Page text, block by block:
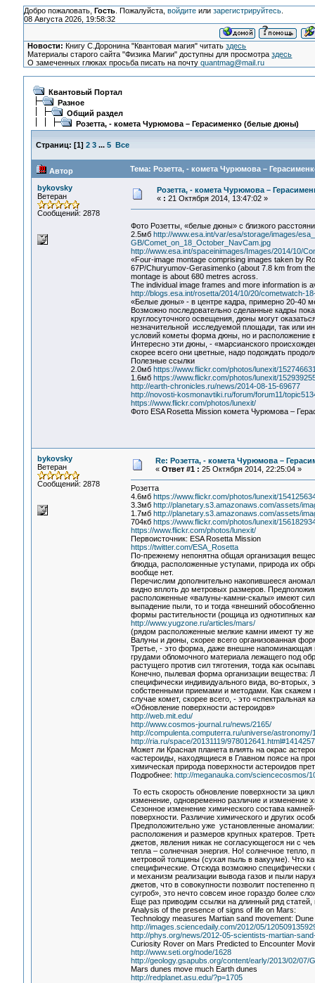
Добро пожаловать, Гость. Пожалуйста, войдитеили зарегистрируйтесь.
08 Августа 2026, 19:58:32
Новости: Книгу С.Доронина "Квантовая магия" читатьздесь
Материалы старого сайта "Физика Магии" доступны для просмотраздесь
О замеченных глюках просьба писать на почтуquantmag@mail.ru
Квантовый Портал
Разное
Общий раздел
Розетта, - комета Чурюмова – Герасименко (белые дюны)
Страниц: [1] 2 3 ... 5 Все
Автор Тема: Розетта, - комета Чурюмова –
bykovsky
Ветеран
Сообщений: 2878
Розетта, - комета Чурюмова –
« : 21 Октября 2014, 13:47:02 »
Фото Розетты, «белые дюны» с близкого
2.5мб http://www.esa.int/var/esa/storage/images/
GB/Comet_on_18_October_NavCam.jpg
http://www.esa.int/spaceinimages/Images/2014/10/
«Four-image montage comprising images taken by
67P/Churyumov-Gerasimenko (about 7.8 km from
montage is about 680 metres across.
The individual image frames and more information is
http://blogs.esa.int/rosetta/2014/10/20/cometwatch-
«Белые дюны» - в центре кадра, примерно 20-40
Возможно последовательно сделанные кадры
круглосуточного освещения, дюны могут
незначительной исследуемой площади, так или
условий кометы форма дюны, но и расположение
Интересно эти дюны, - «марсианского
скорее всего они цветные, надо подождать
Полезные ссылки
2.0мб https://www.flickr.com/photos/lunexit/
1.6мб https://www.flickr.com/photos/lunexit/
http://earth-chronicles.ru/news/2014-08-15-69677
http://novosti-kosmonavtiki.ru/forum/forum11/
https://www.flickr.com/photos/lunexit/
Фото ESA Rosetta Mission комета Чурюмова –
bykovsky
Ветеран
Сообщений: 2878
Re: Розетта, - комета Чурюмова –
« Ответ #1 : 25 Октября 2014, 22:25:04 »
Розетта
4.6мб https://www.flickr.com/photos/lunexit/
3.3мб http://planetary.s3.amazonaws.com/assets/
1.7мб http://planetary.s3.amazonaws.com/assets/
704кб https://www.flickr.com/photos/lunexit/
https://www.flickr.com/photos/lunexit/
Первоисточник: ESA Rosetta Mission
https://twitter.com/ESA_Rosetta
По-прежнему непонятна общая организация
блюдца, расположенные уступами, природа их
вообще нет.
Перечислим дополнительно накопившееся
видно вплоть до метровых размеров.
расположенные «валуны-камни-скалы» имеют
выпадение пыли, то и тогда «внешний
формы растительности (рощица из однотипных
http://www.yugzone.ru/articles/mars/
(рядом расположенные мелкие камни имеют ту
Валуны и дюны, скорее всего организованная
Третье, - это форма, даже внешне напоминающая
грудами обломочного материала лежащего под
растущего против сил тяготения, тогда как
Конечно, пылевая форма организации вещества:
специфически индивидуального вида, во-вторых,
собственными приемами и методами. Как скажем
случае комет, скорее всего, - это «спектральная
«Обновление поверхности астероидов»
http://web.mit.edu/
http://www.cosmos-journal.ru/news/2165/
http://compulenta.computerra.ru/universe/astronomy/
http://ria.ru/space/20131119/
Может ли Красная планета влиять на окрас
«астероиды, находящиеся в Главном поясе на
химическая природа поверхности астероидов
Подробнее: http://meganauka.com/sciencecosmos/
То есть скорость обновление поверхности за
изменение, одновременно различие и изменение
Сезонное изменение химического состава
поверхности. Различие химического и других
Предположительно уже установленные
расположения и размеров крупных кратеров.
джетов, явления никак не согласующегося ни с
тепла – солнечная энергия. Но! солнечное
метровой толщины (сухая пыль в вакууме). Что
специфические. Отсюда возможно специфически
и механизм реализации вывода газов и пыли
джетов, что в совокупности позволит
сугроб», это нечто совсем иное гораздо более
Еще раз приводим ссылки на длинный ряд
Analysis of the presence of signs of life on Mars:
Technology measures Martian sand movement:
http://images.sciencedaily.com/2012/05/
http://phys.org/news/2012-05-scientists-martian-
Curiosity Rover on Mars Predicted to Encounter
http://www.seti.org/node/1628
http://geology.gsapubs.org/content/early/2013/02/07/
Mars dunes move much Earth dunes
http://redplanet.asu.edu/?p=1705